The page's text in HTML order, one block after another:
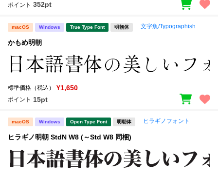
ポイント 352pt
macOS Windows True Type Font 明朝体 文字魚/Typographish
かもめ明朝
標準価格（税込） ¥1,650
ポイント 15pt
macOS Windows Open Type Font 明朝体 ヒラギノフォント
ヒラギノ明朝 StdN W8 (～Std W8 同梱)